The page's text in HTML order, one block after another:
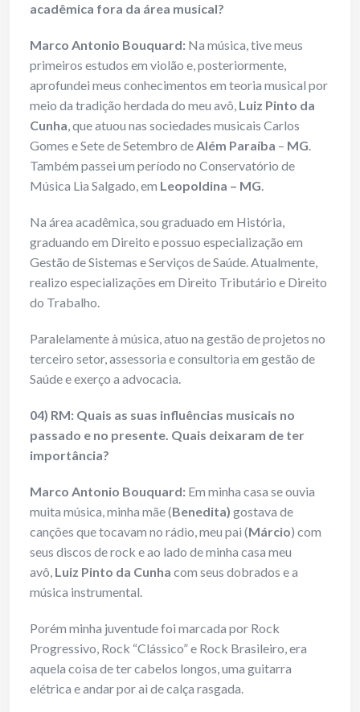
acadêmica fora da área musical?
Marco Antonio Bouquard: Na música, tive meus
primeiros estudos em violão e, posteriormente,
aprofundei meus conhecimentos em teoria musical por
meio da tradição herdada do meu avô, Luiz Pinto da
Cunha, que atuou nas sociedades musicais Carlos
Gomes e Sete de Setembro deAlém Paraíba – MG.
Também passei um período no Conservatório de
Música Lia Salgado, em Leopoldina – MG.
Na área acadêmica, sou graduado em História,
graduando em Direito e possuo especialização em
Gestão de Sistemas e Serviços de Saúde. Atualmente,
realizo especializações em Direito Tributário e Direito
do Trabalho.
Paralelamente à música, atuo na gestão de projetos no
terceiro setor, assessoria e consultoria em gestão de
Saúde e exerço a advocacia.
04) RM: Quais as suas influências musicais no
passado e no presente. Quais deixaram de ter
importância?
Marco Antonio Bouquard: Em minha casa se ouvia
muita música, minha mãe (Benedita) gostava de
canções que tocavam no rádio, meu pai (Márcio) com
seus discos de rock e ao lado de minha casa meu
avô, Luiz Pinto da Cunha com seus dobrados e a
música instrumental.
Porém minha juventude foi marcada por Rock
Progressivo, Rock “Clássico” e Rock Brasileiro, era
aquela coisa de ter cabelos longos, uma guitarra
elétrica e andar por ai de calça rasgada.